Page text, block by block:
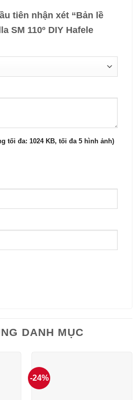
tiên nhận xét “Bản lề
SM 110º DIY Hafele
tối đa: 1024 KB, tối đa 5 hình ảnh)
DANH MỤC
-24%